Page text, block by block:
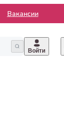
Вакансии
Войти